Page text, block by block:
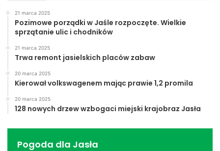
21 marca 2025
Pozimowe porządki w Jaśle rozpoczęte. Wielkie
sprzątanie ulic i chodników
21 marca 2025
Trwa remont jasielskich placów zabaw
20 marca 2025
Kierował volkswagenem mając prawie 1,2 promila
20 marca 2025
128 nowych drzew wzbogaci miejski krajobraz Jasła
Pogoda dla Jasła